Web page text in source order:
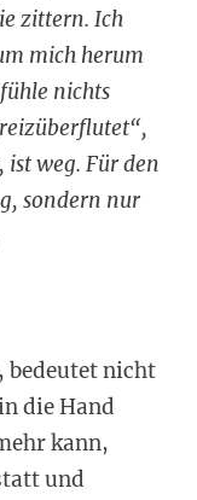
zittern. Ich
mich herum
nichts
weg. Für den
sondern nur
bedeutet nicht
die Hand
kann,
und